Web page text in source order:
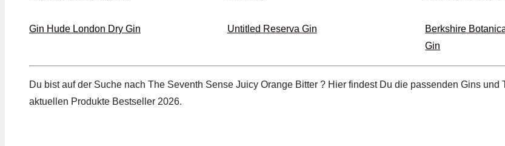
Gin Hude London Dry Gin Untitled Reserva Gin
Berkshire
Gin
Du bist auf der Suche nach The Seventh Sense Juicy Orange Bitter ? Hier findest Du die passenden Gins und
aktuellen Produkte Bestseller 2026.